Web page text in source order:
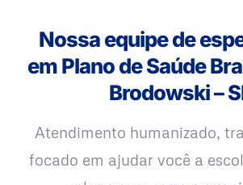
Nossa equipe de
em Plano de Saúde
Brodowski –
Atendimento humanizado,
focado em ajudar você a